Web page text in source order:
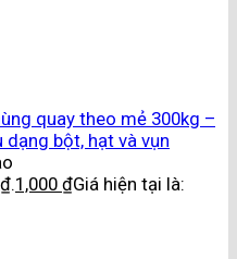
quay theo mẻ 300kg –
dạng bột, hạt và vụn
1,000 ₫Giá hiện tại là: